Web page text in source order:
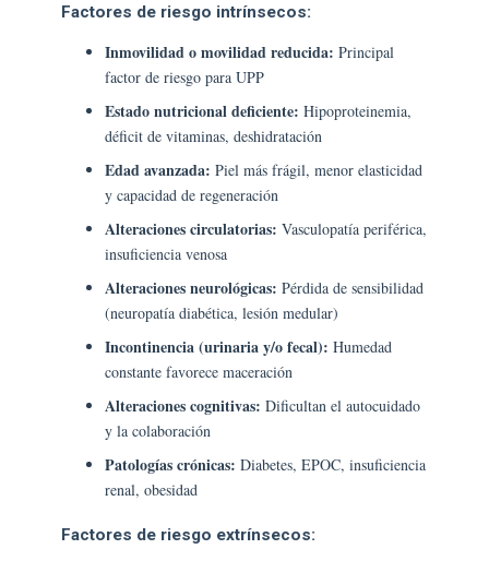
Factores de riesgo intrínsecos:
Inmovilidad o movilidad reducida: Principal
factor de riesgo para UPP
Estado nutricional deficiente: Hipoproteinemia,
déficit de vitaminas, deshidratación
Edad avanzada: Piel más frágil, menor elasticidad
y capacidad de regeneración
Alteraciones circulatorias: Vasculopatía periférica,
insuficiencia venosa
Alteraciones neurológicas: Pérdida de sensibilidad
(neuropatía diabética, lesión medular)
Incontinencia (urinaria y/o fecal): Humedad
constante favorece maceración
Alteraciones cognitivas: Dificultan el autocuidado
y la colaboración
Patologías crónicas: Diabetes, EPOC, insuficiencia
renal, obesidad
Factores de riesgo extrínsecos: